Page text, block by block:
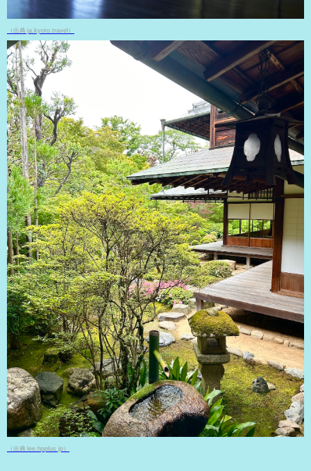
（出典 ja.kyoto.travel）
（出典 lee.hpplus.jp）